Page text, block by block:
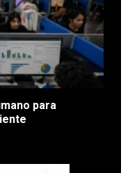
para